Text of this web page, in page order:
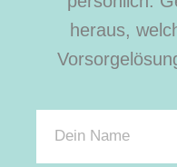
heraus,